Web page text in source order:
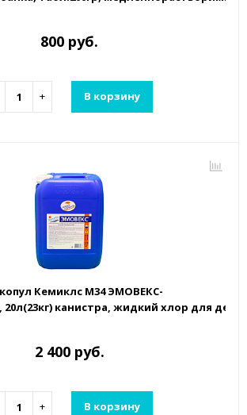
800 руб.
+ В корзину
Кемиклс М34 ЭМОВЕКС-
20л(23кг) канистра, жидкий хлор для
2 400 руб.
+ В корзину